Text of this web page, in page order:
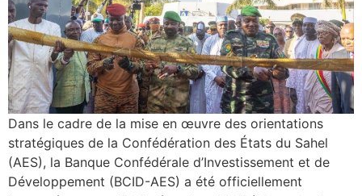
Dans le cadre de la mise en œuvre des orientations
stratégiques de la Confédération des États du Sahel
(AES), la Banque Confédérale d’Investissement et de
Développement (BCID-AES) a été officiellement